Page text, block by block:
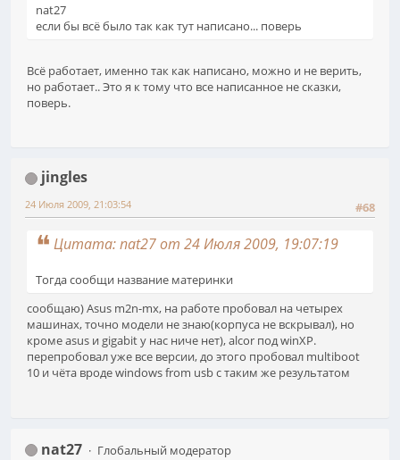
nat27
если бы всё было так как тут написано... поверь
Всё работает, именно так как написано, можно и не верить,
но работает.. Это я к тому что все написанное не сказки,
поверь.
jingles
#68
24 Июля 2009, 21:03:54
Цитата: nat27 от 24 Июля 2009, 19:07:19
Тогда сообщи название материнки
сообщаю) Asus m2n-mx, на работе пробовал на четырех
машинах, точно модели не знаю(корпуса не вскрывал), но
кроме asus и gigabit у нас ниче нет), alcor под winXP.
перепробовал уже все версии, до этого пробовал multiboot
10 и чёта вроде windows from usb с таким же результатом
nat27
Глобальный модератор